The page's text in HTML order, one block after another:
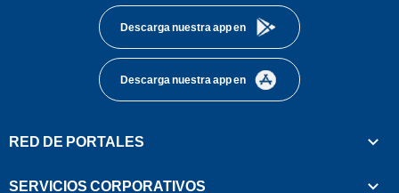
Descarga nuestra app en
Descarga nuestra app en
RED DE PORTALES
SERVICIOS CORPORATIVOS